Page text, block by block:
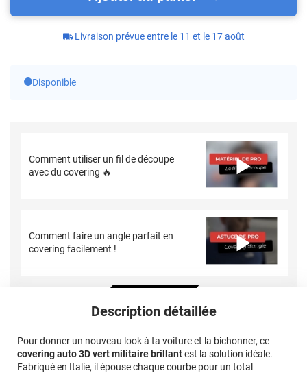
Livraison prévue entre le 11 et le 17 août
Disponible
Comment utiliser un fil de découpe
avec du covering 🔥
Comment faire un angle parfait en
covering facilement !
Description détaillée
Pour donner un nouveau look à ta voiture et la bichonner, ce
covering auto 3D vert militaire brillantest la solution idéale.
Fabriqué en Italie, il épouse chaque courbe pour un total